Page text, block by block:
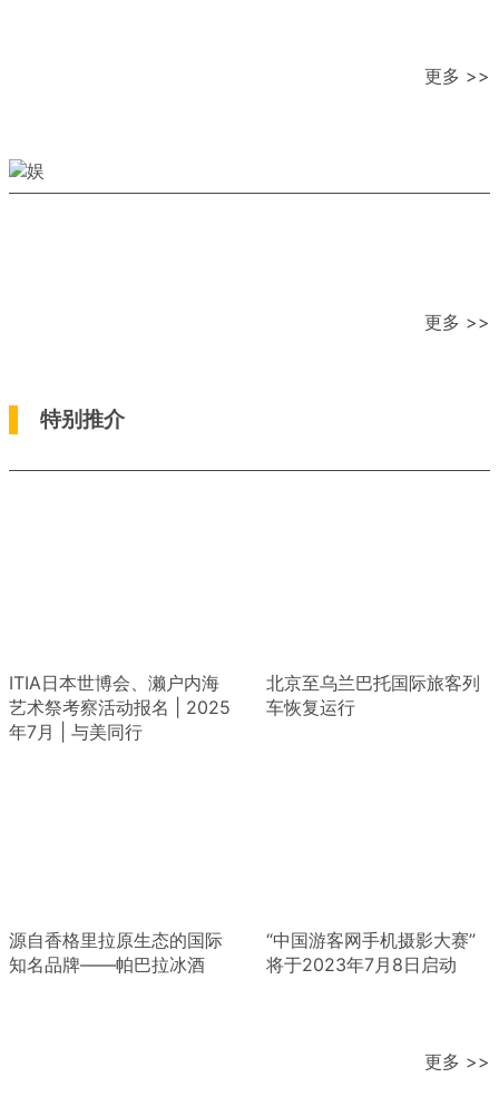
更多 >>
更多 >>
特别推介
ITIA日本世博会、濑户内海
艺术祭考察活动报名 | 2025
年7月 | 与美同行
北京至乌兰巴托国际旅客列
车恢复运行
源自香格里拉原生态的国际
知名品牌——帕巴拉冰酒
“中国游客网手机摄影大赛”
将于2023年7月8日启动
更多 >>